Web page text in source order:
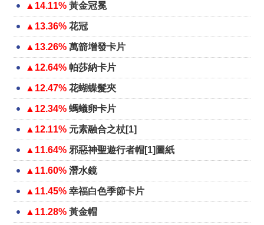
▲14.11% 黃金冠冕
▲13.36% 花冠
▲13.26% 萬箭增發卡片
▲12.64% 帕莎納卡片
▲12.47% 花蝴蝶髮夾
▲12.34% 螞蟻卵卡片
▲12.11% 元素融合之杖[1]
▲11.64% 邪惡神聖遊行者帽[1]圖紙
▲11.60% 潛水鏡
▲11.45% 幸福白色季節卡片
▲11.28% 黃金帽